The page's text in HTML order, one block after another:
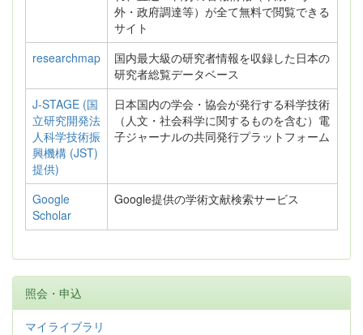
外・政府調達等）が全て無料で閲覧できる
サイト
researchmap
国内最大級の研究者情報を収録した日本の
研究者総覧データベース
J-STAGE (国
立研究開発法
人科学技術振
興機構 (JST)
提供)
日本国内の学会・協会が発行する科学技術
（人文・社会科学に関するものを含む）電
子ジャーナルの共同発行プラットフォーム
Google
Scholar
Google提供の学術文献検索サービス
照会・申込
マイライブラリ